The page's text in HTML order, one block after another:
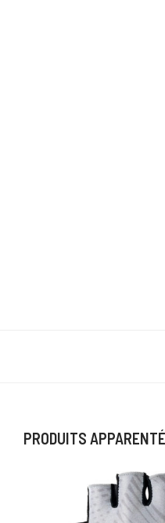
PRODUITS